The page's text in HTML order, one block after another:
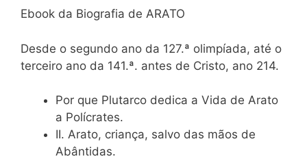
Ebook da Biografia de ARATO
Desde o segundo ano da 127.ª olimpíada, até o
terceiro ano da 141.ª. antes de Cristo, ano 214.
Por que Plutarco dedica a Vida de Arato
a Polícrates.
II. Arato, criança, salvo das mãos de
Abântidas.